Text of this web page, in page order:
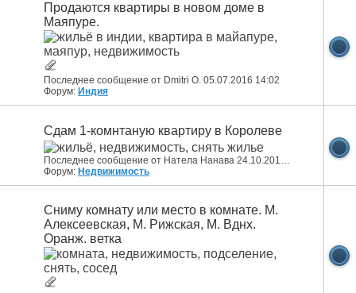
Продаются квартиры в новом доме в
Маяпуре.
Последнее сообщение от Dmitri O. 05.07.2016 14:02
Форум: Индия
Сдам 1-комнтаную квартиру в Королеве
Форум: Недвижимость
Сниму комнату или место в комнате. М.
Алексеевская, М. Рижская, М. Вднх.
Оранж. ветка